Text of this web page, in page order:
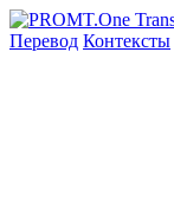
Перевод Контексты